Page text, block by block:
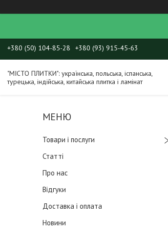
+380 (50) 104-85-28 +380 (93) 915-45-63
"МІСТО ПЛИТКИ": українська, польська, іспанська,
турецька, індійська, китайська плитка і ламінат
Товари і послуги
Статті
Про нас
Відгуки
Доставка і оплата
Новини